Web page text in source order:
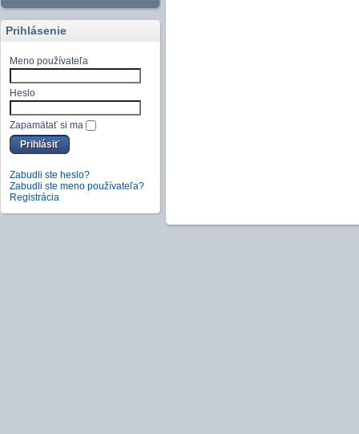
Prihlásenie
Meno používateľa
Heslo
Zapamätať si ma
Zabudli ste heslo?
Zabudli ste meno používateľa?
Registrácia